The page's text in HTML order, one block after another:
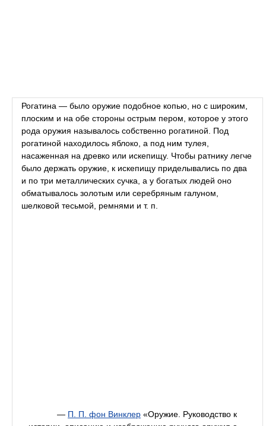
Рогатина — было оружие подобное копью, но с широким,
плоским и на обе стороны острым пером, которое у этого
рода оружия называлось собственно рогатиной. Под
рогатиной находилось яблоко, а под ним тулея,
насаженная на древко или искепищу. Чтобы ратнику легче
было держать оружие, к искепищу приделывались по два
и по три металлических сучка, а у богатых людей оно
обматывалось золотым или серебряным галуном,
шелковой тесьмой, ремнями и т. п.
— П. П. фон Винклер «Оpужие. Руководство к